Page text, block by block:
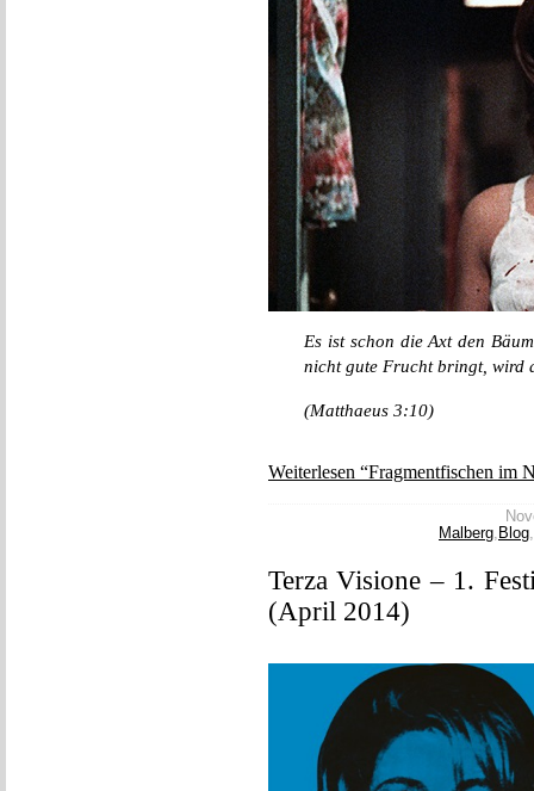
Es ist schon die Axt den
nicht gute Frucht bringt, wird
(Matthaeus 3:10)
Weiterlesen “Fragmentfischen im
Malberg, Blog,
Terza Visione – 1.
(April 2014)